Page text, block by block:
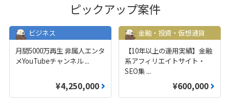
ピックアップ案件
ビジネス
月間5000万再生 非属人エンタ
メYouTubeチャンネル...
¥4,250,000
金融・投資・仮想通貨
【10年以上の運用実績】金融
系アフィリエイトサイト・
SEO集 ...
¥600,000